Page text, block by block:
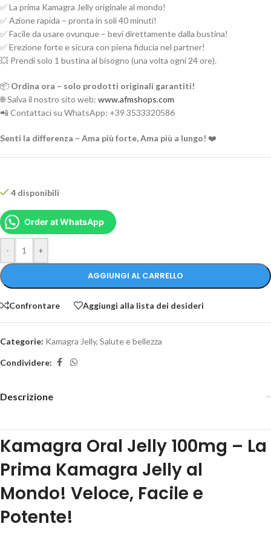
✅ La prima Kamagra Jelly originale al mondo!
✅ Azione rapida – pronta in soli 40 minuti!
✅ Facile da usare ovunque – bevi direttamente dalla bustina!
✅ Erezione forte e sicura con piena fiducia nel partner!
💥 Prendi solo 1 bustina al bisogno (una volta ogni 24 ore).
📦 Ordina ora – solo prodotti originali garantiti!
🌐 Salva il nostro sito web: www.afmshops.com
📲 Contattaci su WhatsApp: +39 3533320586
Senti la differenza – Ama più forte, Ama più a lungo! ❤️
4 disponibili
- +
AGGIUNGI AL CARRELLO
Order at WhatsApp
Confrontare Aggiungi alla lista dei desideri
Categorie: Kamagra Jelly, Salute e bellezza
Condividere:
Descrizione
Kamagra Oral Jelly 100mg – La
Prima Kamagra Jelly al
Mondo! Veloce, Facile e
Potente!